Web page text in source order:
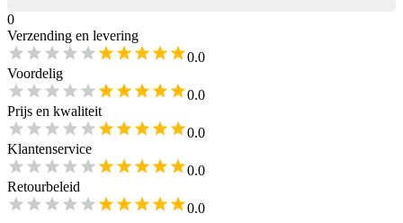
0
Verzending en levering
0.0
Voordelig
0.0
Prijs en kwaliteit
0.0
Klantenservice
0.0
Retourbeleid
0.0